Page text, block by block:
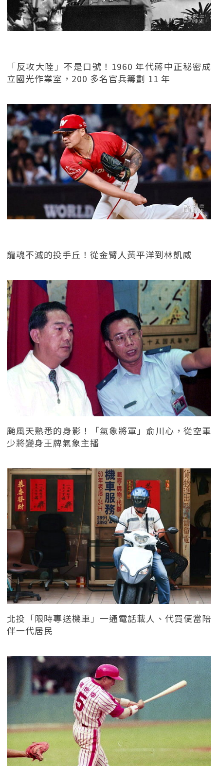
「反攻大陸」不是口號！1960 年代蔣中正秘密成
立國光作業室，200 多名官兵籌劃 11 年
龍魂不滅的投手丘！從金臂人黃平洋到林凱威
颱風天熟悉的身影！「氣象將軍」俞川心，從空軍
少將變身王牌氣象主播
北投「限時專送機車」一通電話載人、代買便當陪
伴一代居民